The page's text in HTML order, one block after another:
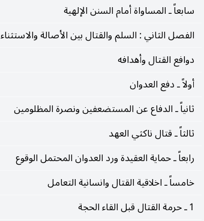
سابعاً ـ المساواة أمام السنن الإلهية
الفصل الثاني : السلم والقتال بين الأصالة والاستثناء
دوافع القتال وأهدافه
أولاً ـ دفع العدوان
ثانياً ـ الدفاع عن المستضعفين ونصرة المظلومين
ثالثاً ـ قتال ناكثي العهد
رابعاً ـ حماية العقيدة ورد العدوان المحتمل الوقوع
خامساً ـ اخلاقية القتال وانسانية التعامل
1 ـ حرمة القتال قبل القاء الحجة